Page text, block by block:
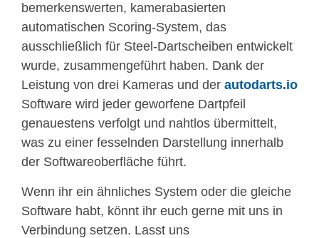
bemerkenswerten, kamerabasierten
automatischen Scoring-System, das
ausschließlich für Steel-Dartscheiben entwickelt
wurde, zusammengeführt haben. Dank der
Leistung von drei Kameras und der autodarts.io
Software wird jeder geworfene Dartpfeil
genauestens verfolgt und nahtlos übermittelt,
was zu einer fesselnden Darstellung innerhalb
der Softwareoberfläche führt.
Wenn ihr ein ähnliches System oder die gleiche
Software habt, könnt ihr euch gerne mit uns in
Verbindung setzen. Lasst uns